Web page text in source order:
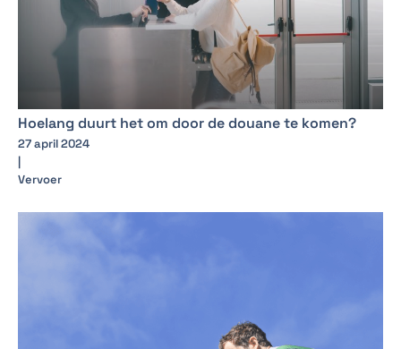
Hoelang duurt het om door de douane te komen?
27 april 2024
|
Vervoer